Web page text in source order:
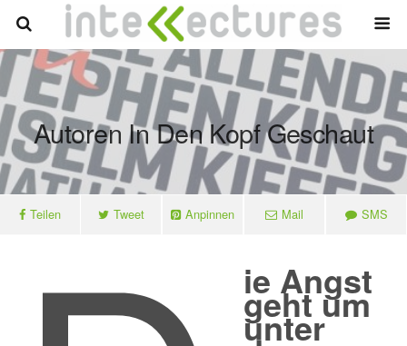
Autoren In Den Kopf Geschaut
Teilen Tweet Anpinnen Mail SMS
ie Angst
geht um
unter